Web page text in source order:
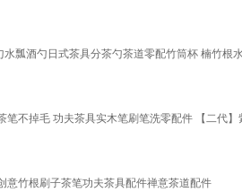
瓢酒勺日式茶具分茶勺茶道零配竹筒杯 楠竹根
笔不掉毛 功夫茶具实木笔刷笔洗零配件 【二代
意竹根刷子茶笔功夫茶具配件禅意茶道配件